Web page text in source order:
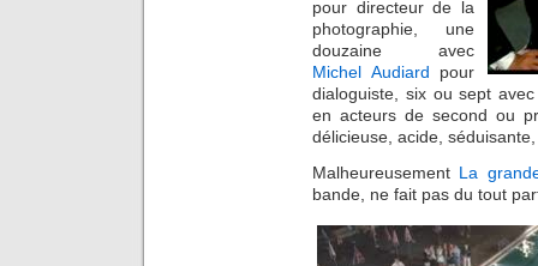
pour directeur de la
photographie, une
douzaine avec
Michel Audiard pour
dialoguiste, six ou sept
en acteurs de second ou
délicieuse, acide,
Malheureusement La
bande, ne fait pas du tout